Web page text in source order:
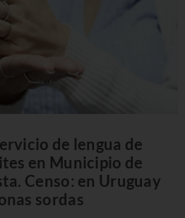
de lengua de
en Municipio de
Censo: en Uruguay
sordas